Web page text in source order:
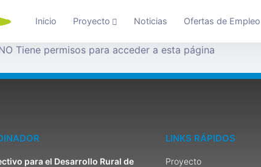
Inicio Proyecto Noticias Ofertas de Empleo
Tiene permisos para acceder a esta página
para el Desarrollo Rural de
LINKS RÁPIDOS
Proyecto